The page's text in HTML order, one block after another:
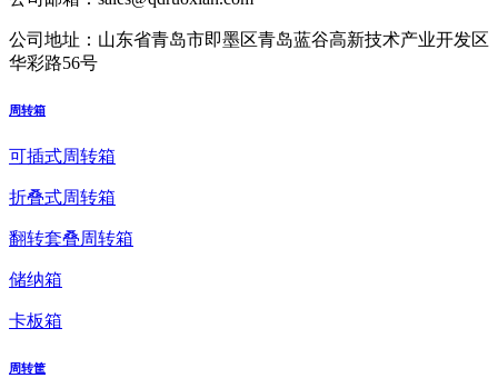
公司地址： 山东省青岛市即墨区青岛蓝谷高新技术产业开发区
华彩路56号
周转箱
可插式周转箱
折叠式周转箱
翻转套叠周转箱
储纳箱
卡板箱
周转筐